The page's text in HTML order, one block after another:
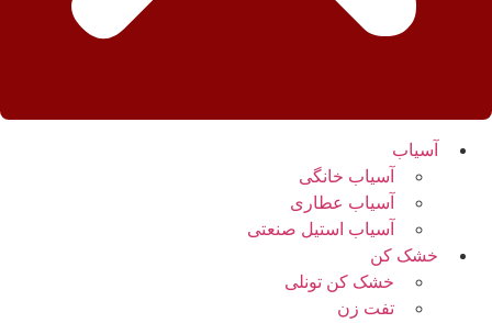
آسیاب
آسیاب خانگی
آسیاب عطاری
آسیاب استیل صنعتی
خشک کن
خشک کن تونلی
تفت زن